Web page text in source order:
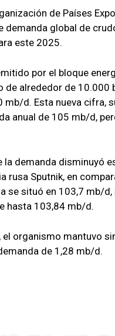
de Países
global de
este 2025.
por el bloque
de alrededor de
mb/d. Esta nueva cifra,
anual de 105 mb/d,
demanda disminuyó
rusa Sputnik, en
se situó en 103,7 mb/
hasta 103,84 mb/d.
el organismo mantuvo
de 1,28 mb/d.